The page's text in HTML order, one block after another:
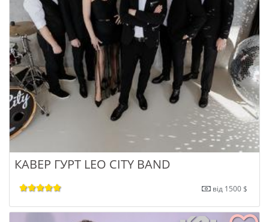
КАВЕР ГУРТ LEO CITY BAND
від 1500 $